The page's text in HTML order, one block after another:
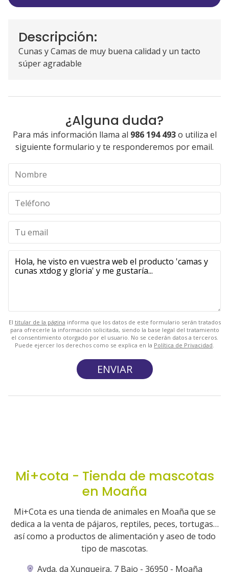
Descripción:
Cunas y Camas de muy buena calidad y un tacto
súper agradable
¿Alguna duda?
Para más información llama al 986 194 493o utiliza el
siguiente formulario y te responderemos por email.
El titular de la página informa que los datos de este formulario serán tratados
para ofrecerle la información solicitada, siendo la base legal del tratamiento
el consentimiento otorgado por el usuario. No se cederán datos a terceros.
Puede ejercer los derechos como se explica en la Política de Privacidad
Mi+cota - Tienda de mascotas
en Moaña
Mi+Cota es una tienda de animales en Moaña que se
dedica a la venta de pájaros, reptiles, peces, tortugas…
así como a productos de alimentación y aseo de todo
tipo de mascotas.
Avda. da Xunqueira, 7 Bajo - 36950 - Moaña